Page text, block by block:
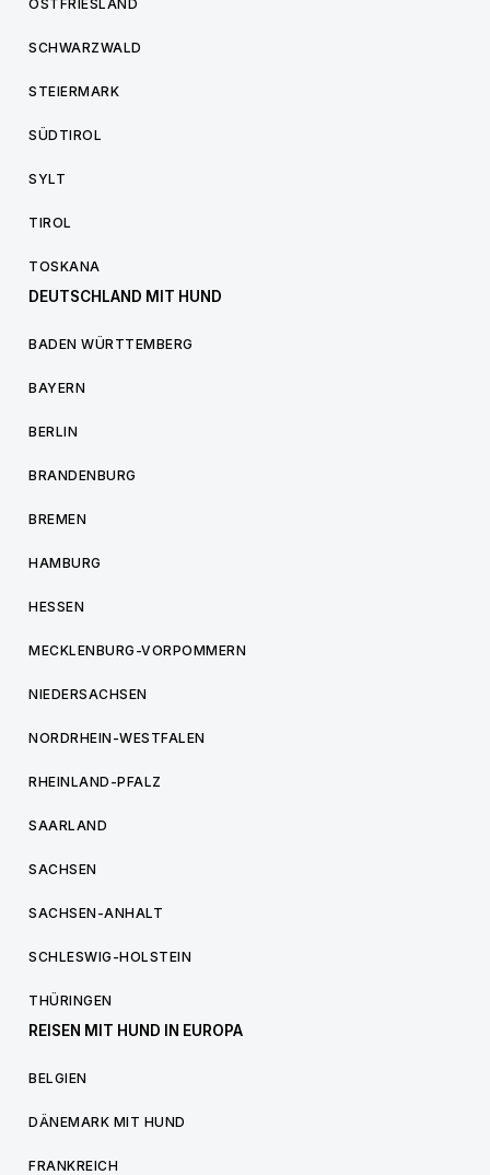
OSTFRIESLAND
SCHWARZWALD
STEIERMARK
SÜDTIROL
SYLT
TIROL
TOSKANA
DEUTSCHLAND MIT HUND
BADEN WÜRTTEMBERG
BAYERN
BERLIN
BRANDENBURG
BREMEN
HAMBURG
HESSEN
MECKLENBURG-VORPOMMERN
NIEDERSACHSEN
NORDRHEIN-WESTFALEN
RHEINLAND-PFALZ
SAARLAND
SACHSEN
SACHSEN-ANHALT
SCHLESWIG-HOLSTEIN
THÜRINGEN
REISEN MIT HUND IN EUROPA
BELGIEN
DÄNEMARK MIT HUND
FRANKREICH